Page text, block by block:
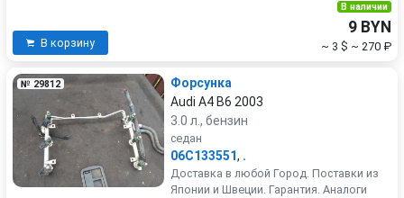
В корзину
В наличии
9 BYN
~ 3 $ ~ 270 ₽
№ 29812
Форсунка
Audi A4 B6 2003
3.0 л., бензин
седан
06C133551, .
Доставка в любой Город. Поставки из
Японии и Швеции. Гарантия. Аналоги